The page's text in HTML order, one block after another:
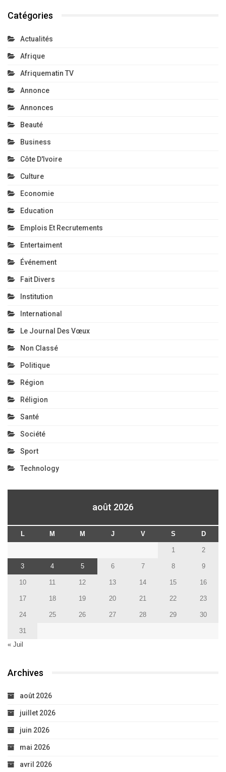
Catégories
Actualités
Afrique
Afriquematin TV
Annonce
Annonces
Beauté
Business
Côte D'Ivoire
Culture
Economie
Education
Emplois Et Recrutements
Entertaiment
Événement
Fait Divers
Institution
International
Le Journal Des Vœux
Non Classé
Politique
Région
Réligion
Santé
Société
Sport
Technology
août 2026
L M M J V S D
1 2
3 4 5 6 7 8 9
10 11 12 13 14 15 16
17 18 19 20 21 22 23
24 25 26 27 28 29 30
31
« Juil
Archives
août 2026
juillet 2026
juin 2026
mai 2026
avril 2026